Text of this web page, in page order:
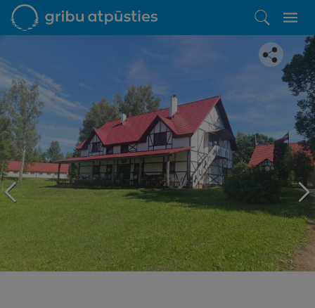
Iepatikās šis piedāvājums?
Līdz brīnišķīgai atpūtai atlikuši tikai daži soļi
PĒRKU